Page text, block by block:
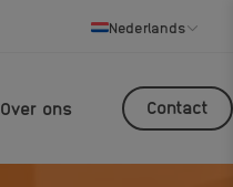
Nederlands
Over ons Contact